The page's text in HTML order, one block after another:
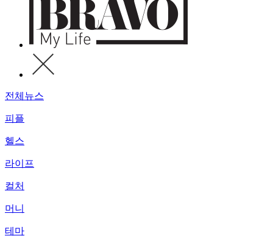
전체뉴스
피플
헬스
라이프
컬처
머니
테마